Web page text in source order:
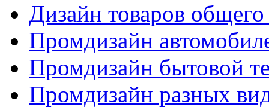
Дизайн товаров общего
Промдизайн
Промдизайн бытовой
Промдизайн разных